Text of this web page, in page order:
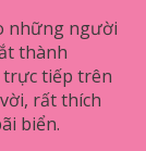
những người
thành
trực tiếp trên
rất thích
biển.